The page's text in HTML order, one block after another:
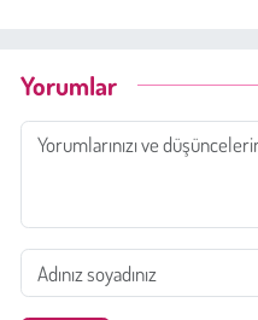
Yorumlar